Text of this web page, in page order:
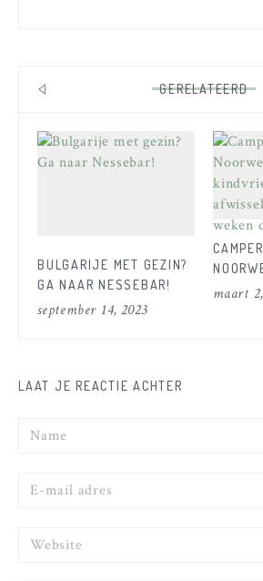
GERELATEERD
BULGARIJE MET GEZIN?
GA NAAR NESSEBAR!
september 14, 2023
maart
LAAT JE REACTIE ACHTER
Naam
E-
Website